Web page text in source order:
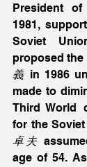
President
1981,
Soviet
proposed the
義 in 1986
made to
Third World
for the
卓夫
age of 54.